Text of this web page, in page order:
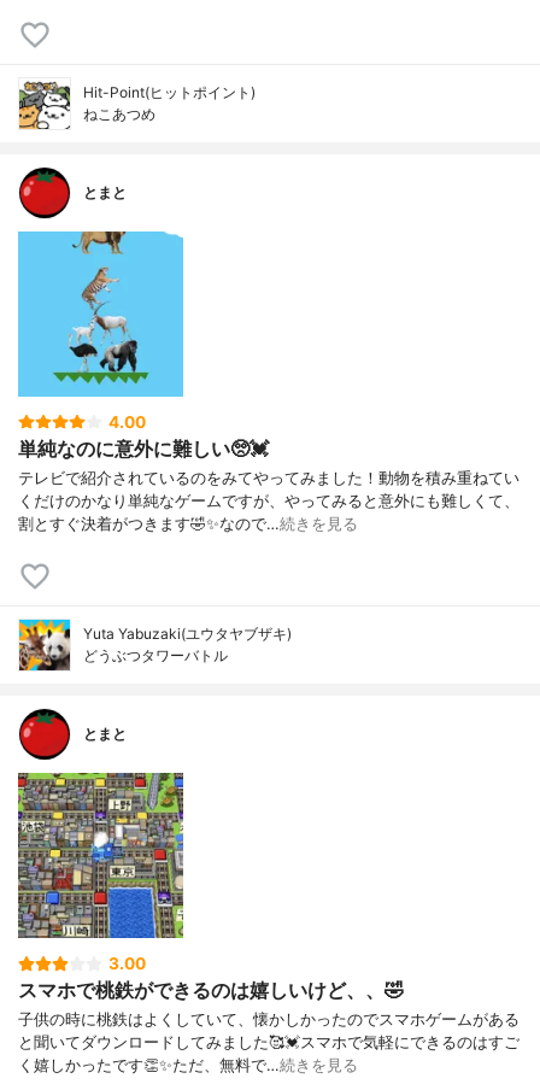
Hit-Point(ヒットポイント)
ねこあつめ
とまと
4.00
単純なのに意外に難しい🥺💓
テレビで紹介されているのをみてやってみました！動物を積み重ねてい
くだけのかなり単純なゲームですが、やってみると意外にも難しくて、
割とすぐ決着がつきます🤣✨なので…続きを見る
Yuta Yabuzaki(ユウタヤブザキ)
どうぶつタワーバトル
とまと
3.00
スマホで桃鉄ができるのは嬉しいけど、、🤣
子供の時に桃鉄はよくしていて、懐かしかったのでスマホゲームがある
と聞いてダウンロードしてみました🥰💓スマホで気軽にできるのはすご
く嬉しかったです👏✨ただ、無料で…続きを見る